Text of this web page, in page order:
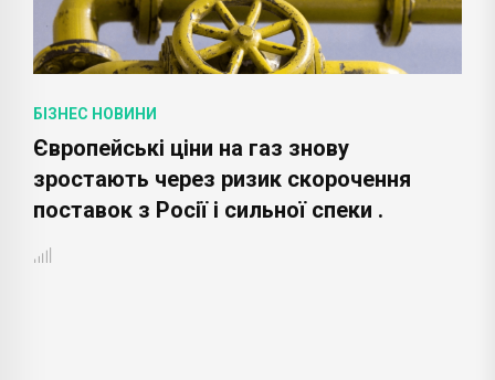
БІЗНЕС НОВИНИ
Європейські ціни на газ знову
зростають через ризик скорочення
поставок з Росії і сильної спеки .